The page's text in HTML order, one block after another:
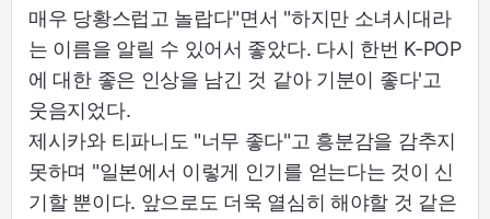
매우 당황스럽고 놀랍다"면서 "하지만 소녀시대라
는 이름을 알릴 수 있어서 좋았다. 다시 한번 K-POP
에 대한 좋은 인상을 남긴 것 같아 기분이 좋다'고
웃음지었다.
제시카와 티파니도 "너무 좋다"고 흥분감을 감추지
못하며 "일본에서 이렇게 인기를 얻는다는 것이 신
기할 뿐이다. 앞으로도 더욱 열심히 해야할 것 같은